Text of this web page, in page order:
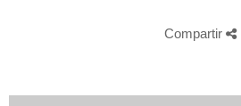
Compartir